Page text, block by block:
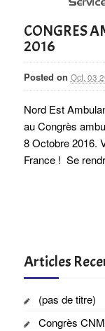
CONGRES
2016
Posted on Oct, 03
Nord Est
au Congrès
8 Octobre 2016.
France ! Se
Articles
(pas de titre)
Congrès